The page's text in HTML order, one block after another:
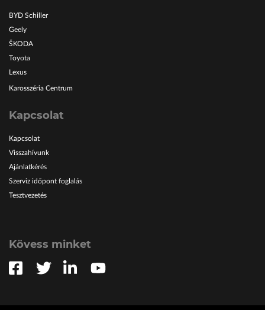
BYD Schiller
Geely
ŠKODA
Toyota
Lexus
Karosszéria Centrum
Kapcsolat
Kapcsolat
Visszahívunk
Ajánlatkérés
Szerviz időpont foglalás
Tesztvezetés
Kövess minket